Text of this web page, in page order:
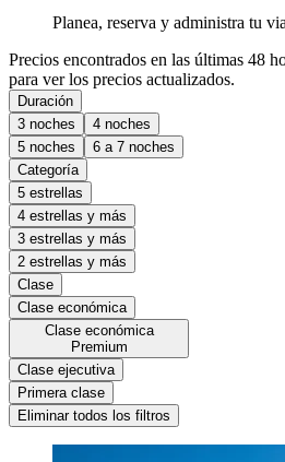
Planea, reserva y administra tu
Precios encontrados en las últimas 48
para ver los precios actualizados.
Duración
3 noches
4 noches
5 noches
6 a 7 noches
Categoría
5 estrellas
4 estrellas y más
3 estrellas y más
2 estrellas y más
Clase
Clase económica
Clase económica
Premium
Clase ejecutiva
Primera clase
Eliminar todos los filtros